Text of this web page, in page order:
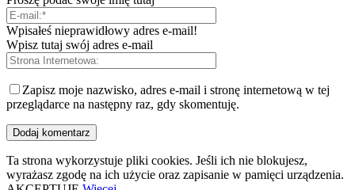
Wpisałeś nieprawidłowy adres e-mail!
Wpisz tutaj swój adres e-mail
Zapisz moje nazwisko, adres e-mail i stronę internetową w tej
przeglądarce na następny raz, gdy skomentuję.
Ta strona wykorzystuje pliki cookies. Jeśli ich nie blokujesz,
wyrażasz zgodę na ich użycie oraz zapisanie w pamięci urządzenia.